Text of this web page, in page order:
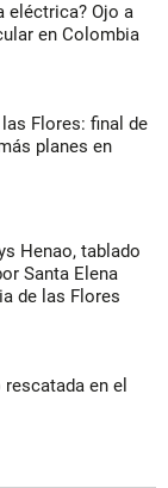
eléctrica? Ojo a
en Colombia
Flores: final de
planes en
Henao, tablado
Santa Elena
de las Flores
en el